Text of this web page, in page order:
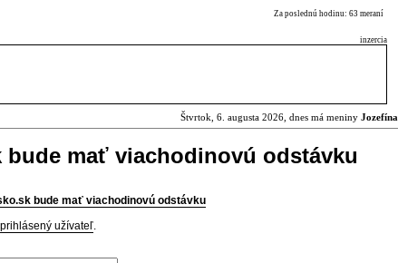
Za poslednú hodinu: 63 meraní
inzercia
Štvrtok, 6. augusta 2026, dnes má meniny Jozefína
bude mať viachodinovú odstávku
bude mať viachodinovú odstávku
prihlásený užívateľ.